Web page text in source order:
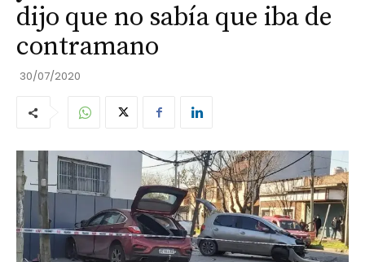
dijo que no sabía que iba de
contramano
30/07/2020